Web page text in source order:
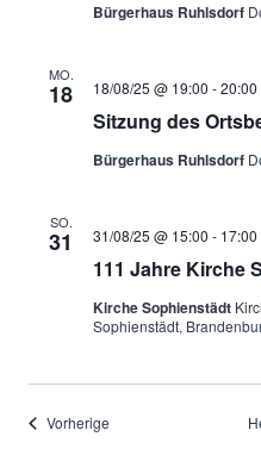
Bürgerhaus Ruhlsdorf
MO.
18
Sitzung des
18/08/25 @ 19:00 -20:00
Bürgerhaus Ruhlsdorf
SO.
31
111 Jahre Kirche
31/08/25 @ 15:00 - 17:00
Kirche Sophienstädt
Sophienstädt,
Vorherige